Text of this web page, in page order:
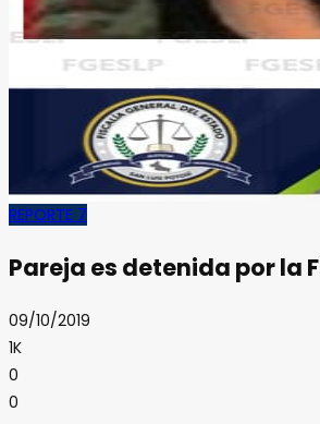
REPORTE 7
Pareja es detenida por la
09/10/2019
1K
0
0